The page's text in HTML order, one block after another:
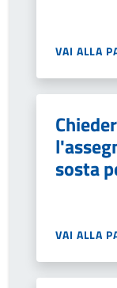
VAI ALLA
sosta
VAI ALLA